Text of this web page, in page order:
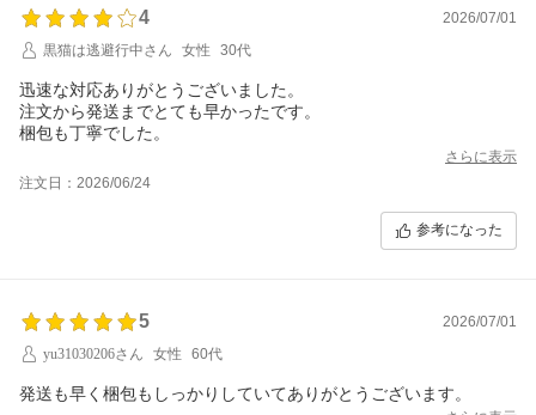
4
2026/07/01
黒猫は逃避行中さん
女性 30代
迅速な対応ありがとうございました。
注文から発送までとても早かったです。
梱包も丁寧でした。
さらに表示
注文日：2026/06/24
参考になった
5
2026/07/01
yu31030206さん
女性 60代
発送も早く梱包もしっかりしていてありがとうございます。